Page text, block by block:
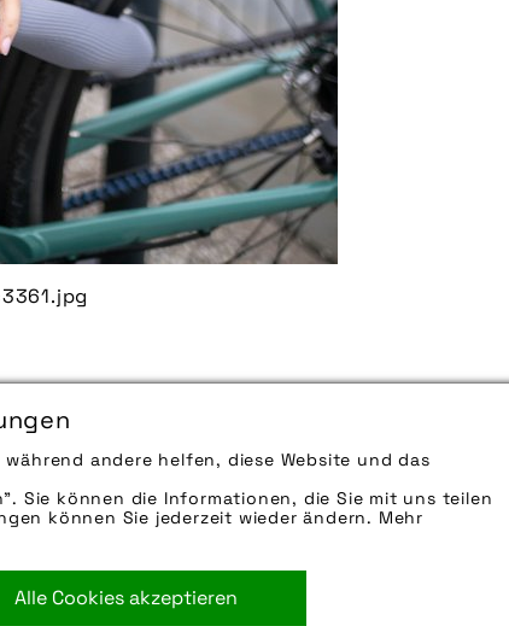
andere helfen, diese Website und das
Sie können die Informationen, die Sie mit uns teilen
können Sie jederzeit wieder ändern. Mehr
Alle Cookies akzeptieren
das Anschließen des Fahrrads.
Schuh´]
Bälde eingefügt. Sie können uns aber gern auch
wir helfen gerne weiter.
söhne kg,fahrrad,fahrradfrühling
terrain,tout terrain gmbh & co kg